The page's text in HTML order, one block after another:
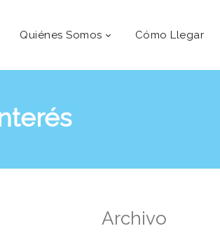
Quiénes Somos Cómo Llegar
Archivo